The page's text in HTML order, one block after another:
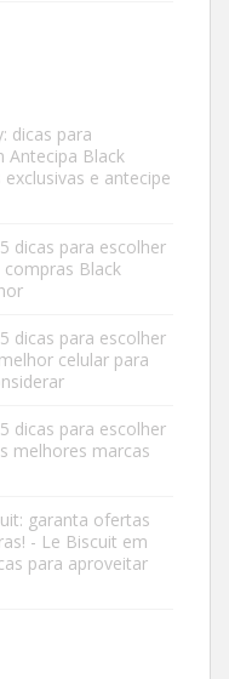
dicas para
Antecipa Black
e antecipe
dicas para escolher
compras Black
dicas para escolher
celular para
dicas para escolher
melhores marcas
garanta ofertas
- Le Biscuit em
para aproveitar